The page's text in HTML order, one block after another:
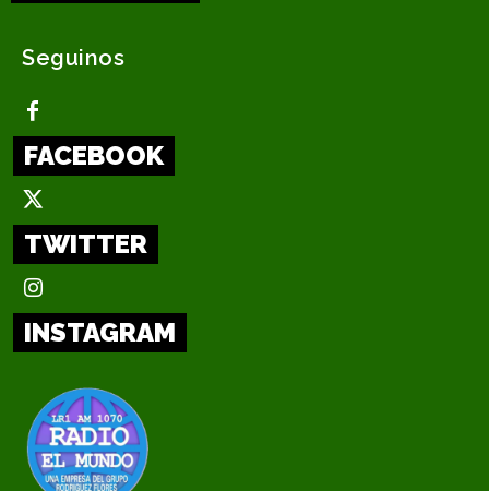
Seguinos
FACEBOOK
TWITTER
INSTAGRAM